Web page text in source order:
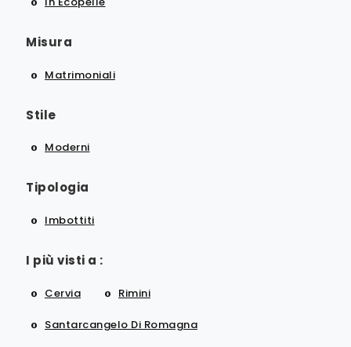
Misura
Matrimoniali
Stile
Moderni
Tipologia
Imbottiti
I più visti a :
Cervia Rimini
Santarcangelo Di Romagna